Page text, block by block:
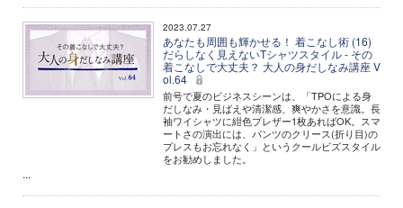
2023.07.27
あなたも周囲も輝かせる！ 着こなし術 (16)
だらしなく見えないTシャツスタイル - その
着こなしで大丈夫？ 大人の身だしなみ講座 V
ol.64
前号で夏のビジネスシーンは、「TPOによる身
だしなみ・見ばえや清潔感、爽やかさを意識。長
袖ワイシャツに紺色ブレザー1枚あればOK。スマ
ートさの演出には、パンツのクリース(折り目)の
プレスもお忘れなく」というクールビズスタイル
をお勧めしました。
...